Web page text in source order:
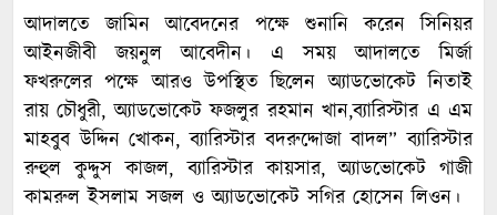
আদালতে জামিন আবেদনের পক্ষে শুনানি করেন সিনিয়র
আইনজীবী জয়নুল আবেদীন। এ সময় আদালতে মির্জা
ফখরুলের পক্ষে আরও উপস্থিত ছিলেন অ্যাডভোকেট নিতাই
রায় চৌধুরী, অ্যাডভোকেট ফজলুর রহমান খান,ব্যারিস্টার এ এম
মাহবুব উদ্দিন খোকন, ব্যারিস্টার বদরুদ্দোজা বাদল” ব্যারিস্টার
রুহুল কুদ্দুস কাজল, ব্যারিস্টার কায়সার, অ্যাডভোকেট গাজী
কামরুল ইসলাম সজল ও অ্যাডভোকেট সগির হোসেন লিওন।